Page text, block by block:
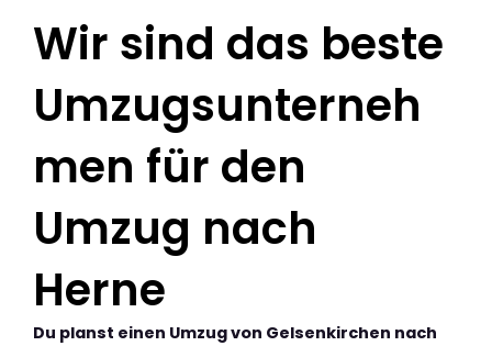
Wir sind das beste
Umzugsunterneh
men für den
Umzug nach
Herne
Du planst einen Umzug von Gelsenkirchen nach